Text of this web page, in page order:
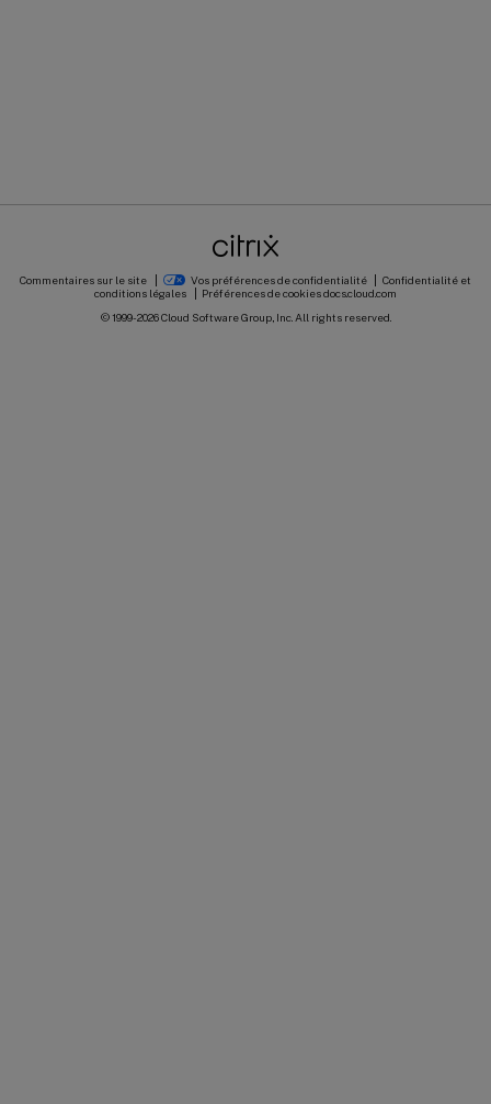
Commentaires sur le site Vos préférences de confidentialité
Confidentialité et
conditions légales
Préférences de cookiesdocs.cloud.com
© 1999-2026Cloud Software Group, Inc. All rights reserved.